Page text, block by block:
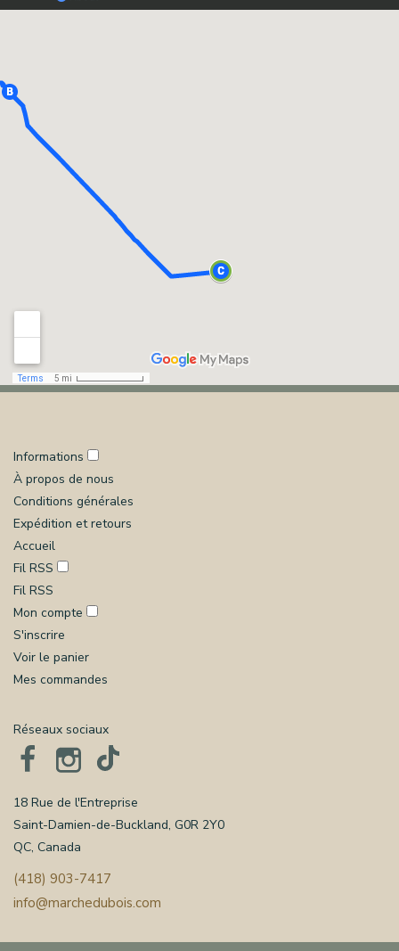
Informations
À propos de nous
Conditions générales
Expédition et retours
Accueil
Fil RSS
Fil RSS
Mon compte
S'inscrire
Voir le panier
Mes commandes
Réseaux sociaux
18 Rue de l'Entreprise
Saint-Damien-de-Buckland, G0R 2Y0
QC, Canada
(418) 903-7417
info@marchedubois.com